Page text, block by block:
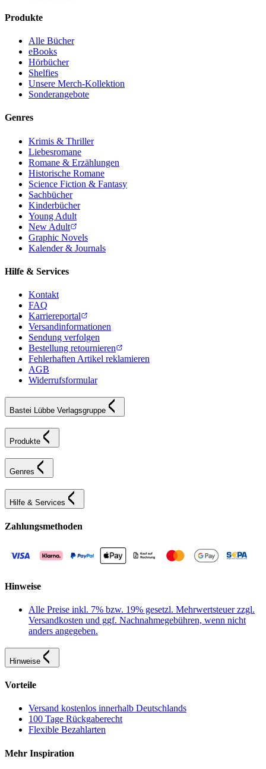
Produkte
Alle Bücher
eBooks
Hörbücher
Shelfies
Unsere Merch-Kollektion
Sonderangebote
Genres
Krimis & Thriller
Liebesromane
Romane & Erzählungen
Historische Romane
Science Fiction & Fantasy
Sachbücher
Kinderbücher
Young Adult
New Adult
Graphic Novels
Kalender & Journals
Hilfe & Services
Kontakt
FAQ
Karriereportal
Versandinformationen
Sendung verfolgen
Bestellung retournieren
Fehlerhaften Artikel reklamieren
AGB
Widerrufsformular
Bastei Lübbe Verlagsgruppe
Produkte
Genres
Hilfe & Services
Zahlungsmethoden
Hinweise
Alle Preise inkl. 7% bzw. 19% gesetzl. Mehrwertsteuer zzgl.
Versandkosten und ggf. Nachnahmegebühren, wenn nicht
anders angegeben.
Hinweise
Vorteile
Versand kostenlos innerhalb Deutschlands
100 Tage Rückgaberecht
Flexible Bezahlarten
Mehr Inspiration